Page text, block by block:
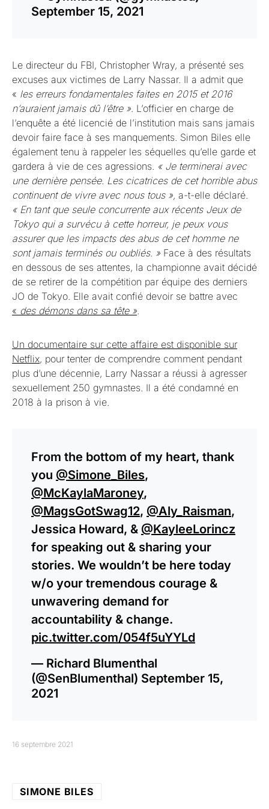
September 15, 2021
Le directeur du FBI, Christopher Wray, a présenté ses
excuses aux victimes de Larry Nassar. Il a admit que
« les erreurs fondamentales faites en 2015 et 2016
n’auraient jamais dû l’être ». L’officier en charge de
l’enquête a été licencié de l’institution mais sans jamais
devoir faire face à ses manquements. Simon Biles elle
également tenu à rappeler les séquelles qu’elle garde et
gardera à vie de ces agressions. « Je terminerai avec
une dernière pensée. Les cicatrices de cet horrible abus
continuent de vivre avec nous tous », a-t-elle déclaré.
« En tant que seule concurrente aux récents Jeux de
Tokyo qui a survécu à cette horreur, je peux vous
assurer que les impacts des abus de cet homme ne
sont jamais terminés ou oubliés. » Face à des résultats
en dessous de ses attentes, la championne avait décidé
de se retirer de la compétition par équipe des derniers
JO de Tokyo. Elle avait confié devoir se battre avec
« des démons dans sa tête ».
Un documentaire sur cette affaire est disponible sur
Netflix, pour tenter de comprendre comment pendant
plus d’une décennie, Larry Nassar a réussi à agresser
sexuellement 250 gymnastes. Il a été condamné en
2018 à la prison à vie.
From the bottom of my heart, thank
you @Simone_Biles,
@McKaylaMaroney,
@MagsGotSwag12, @Aly_Raisman,
Jessica Howard, & @KayleeLorincz
for speaking out & sharing your
stories. We wouldn’t be here today
w/o your tremendous courage &
unwavering demand for
accountability & change.
pic.twitter.com/054f5uYYLd
— Richard Blumenthal
(@SenBlumenthal) September 15,
2021
16 septembre 2021
SIMONE BILES